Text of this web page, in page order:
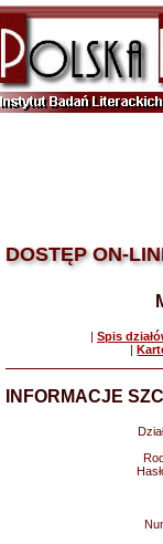
DOSTĘP ON-
| Spis
|
INFORMACJE